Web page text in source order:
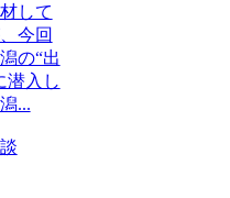
して
今回
の“出
潜入し
...